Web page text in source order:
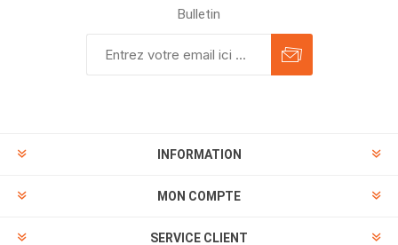
Bulletin
INFORMATION
MON COMPTE
SERVICE CLIENT